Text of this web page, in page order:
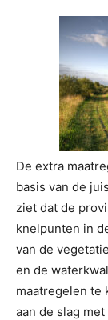
De extra
basis van de
ziet dat de
knelpunten in
van de
en de
maatregelen te
aan de slag